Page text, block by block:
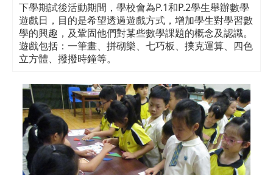
下學期試後活動期間，學校會為P.1和P.2學生舉辦數學
遊戲日，目的是希望透過遊戲方式，增加學生對學習數
學的興趣，及鞏固他們對某些數學課題的概念及認識。
遊戲包括：一筆畫、拼砌樂、七巧板、撲克運算、四色
立方體、撥撥時鐘等。